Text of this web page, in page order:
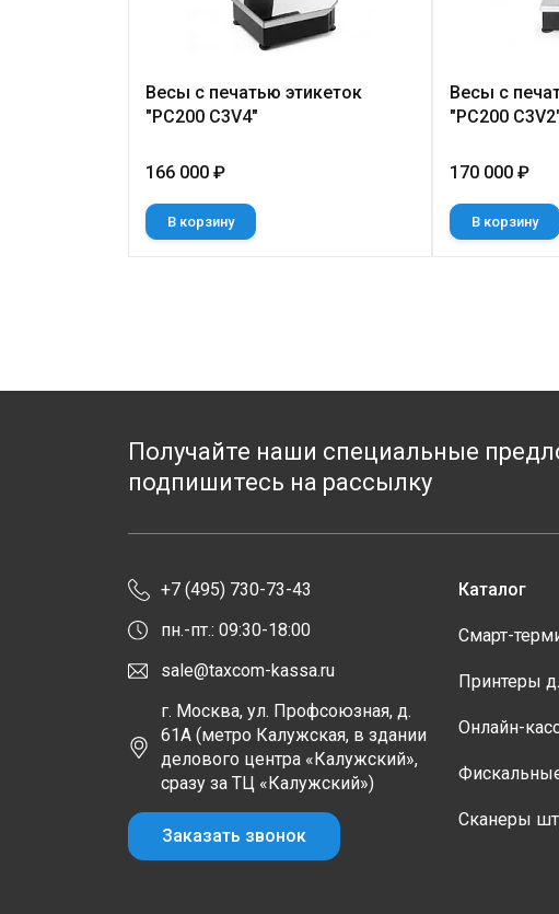
Весы с печатью этикеток
"PC200 C3V4"
166 000 ₽
В корзину
Весы с
"PC200
170 000 ₽
В корзину
Получайте наши специальные
подпишитесь на рассылку
+7 (495) 730-73-43
пн.-пт.: 09:30-18:00
sale@taxcom-kassa.ru
г. Москва, ул. Профсоюзная, д.
61А (метро Калужская, в здании
делового центра «Калужский»,
сразу за ТЦ «Калужский»)
Заказать звонок
Каталог
Смарт-
Принтеры
Онлайн-
Сканеры